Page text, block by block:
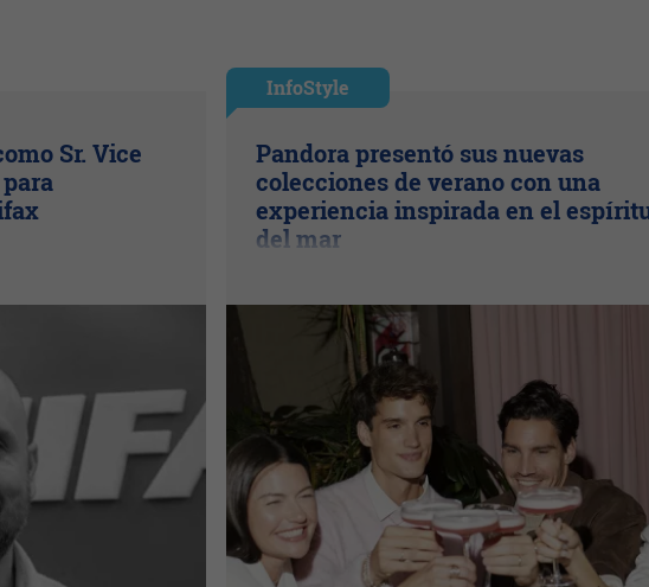
Sr. Vice
InfoStyle
Pandora presentó sus nuevas
colecciones de verano con una
experiencia inspirada en el
del mar